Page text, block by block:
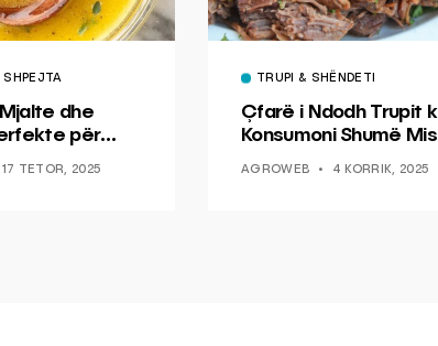
SHPEJTA
dhe
për
17 TETOR, 2025
TRUPI & SHËNDETI
Çfarë i Ndodh Trupit
Konsumoni Shumë
AGROWEB 4 KORRIK, 2025